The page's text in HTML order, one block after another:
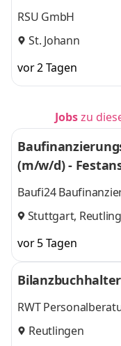
RSU GmbH
St. Johann
vor 2 Tagen
Jobszu
(m/w/d) -
elle Stuttgart/
Baufi24
Stuttgart,
vor 5 Tagen
RWT
Reutlingen